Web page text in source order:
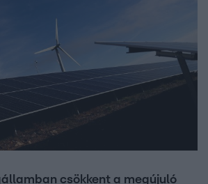
csökkent a megújuló